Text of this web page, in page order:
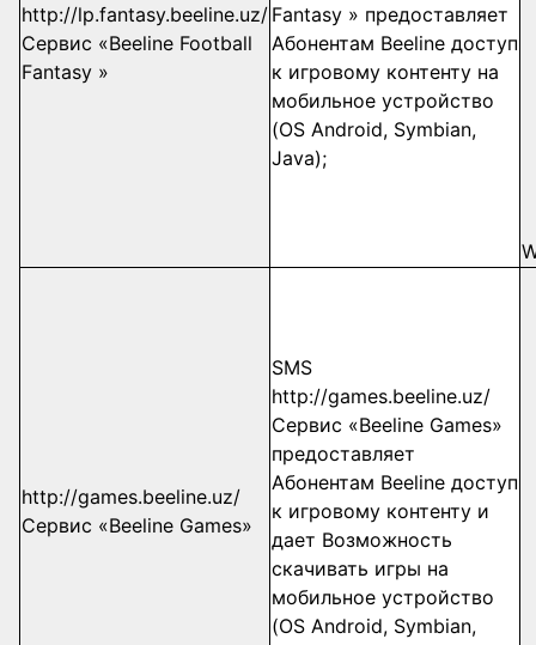
http://lp.fantasy.beeline.uz/
Сервис «Beeline Football
Fantasy »
Fantasy » предоставляет
Абонентам Beeline доступ
к игровому контенту на
мобильное устройство
(OS Android, Symbian,
Java);
http://games.beeline.uz/
Сервис «Beeline Games»
SMS
http://games.beeline.uz/
Сервис «Beeline Games»
предоставляет
Абонентам Beeline доступ
к игровому контенту и
дает Возможность
скачивать игры на
мобильное устройство
(OS Android, Symbian,